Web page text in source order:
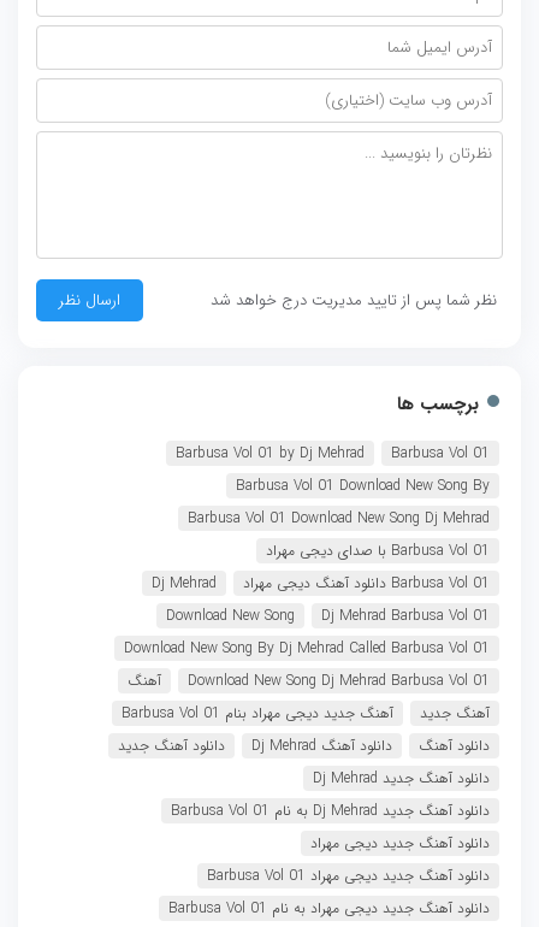
نظر شما پس از تایید مدیریت درج خواهد شد
برچسب ها
Barbusa Vol 01
Barbusa Vol 01 by Dj Mehrad
Barbusa Vol 01 Download New Song By
Barbusa Vol 01 Download New Song Dj Mehrad
Barbusa Vol 01 با صدای دیجی مهراد
Barbusa Vol 01 دانلود آهنگ دیجی مهراد
Dj Mehrad
Dj Mehrad Barbusa Vol 01
Download New Song
Download New Song By Dj Mehrad Called Barbusa Vol 01
Download New Song Dj Mehrad Barbusa Vol 01
آهنگ
آهنگ جدید
آهنگ جدید دیجی مهراد بنام Barbusa Vol 01
دانلود آهنگ
دانلود آهنگ Dj Mehrad
دانلود آهنگ جدید
دانلود آهنگ جدید Dj Mehrad
دانلود آهنگ جدید Dj Mehrad به نام Barbusa Vol 01
دانلود آهنگ جدید دیجی مهراد
دانلود آهنگ جدید دیجی مهراد Barbusa Vol 01
دانلود آهنگ جدید دیجی مهراد به نام Barbusa Vol 01